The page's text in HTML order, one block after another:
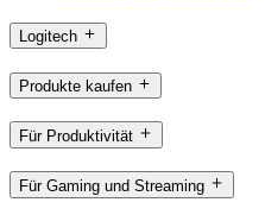
Logitech
Produkte kaufen
Für Produktivität
Für Gaming und Streaming